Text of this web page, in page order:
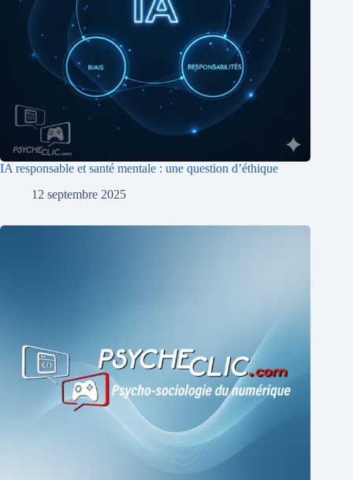
IA responsable et santé mentale : une question d’éthique
12 septembre 2025